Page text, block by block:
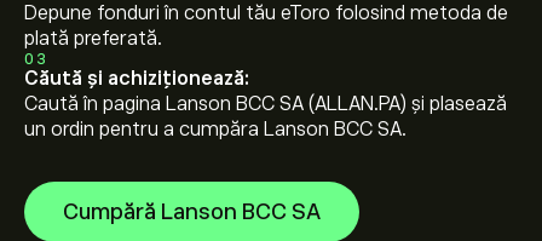
Depune fonduri în contul tău eToro folosind metoda de
plată preferată.
03
Căută și achiziționează:
Caută în pagina Lanson BCC SA (ALLAN.PA) și plasează
un ordin pentru a cumpăra Lanson BCC SA.
Cumpără Lanson BCC SA